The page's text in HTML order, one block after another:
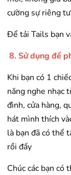
cường sự riêng
Để tải Tails bạn
8. Sử dụng để
Khi bạn có 1
năng nghe nhạc
đình, cửa hàng,
hát mình thích
là bạn đã có thể
rồi đấy
Chúc các bạn có